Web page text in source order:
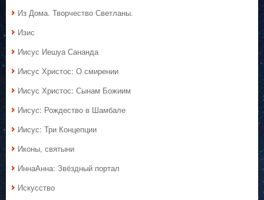
Из Дома. Творчество Светланы.
Изис
Иисус Иешуа Сананда
Иисус Христос: О смирении
Иисус Христос: Сынам Божиим
Иисус: Рождество в Шамбале
Иисус: Три Концепции
Иконы, святыни
ИннаАнна: Звёздный портал
Искусство